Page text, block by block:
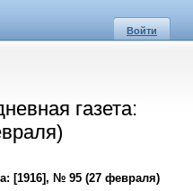
Войти
газета:
[1916], № 95 (27 февраля)